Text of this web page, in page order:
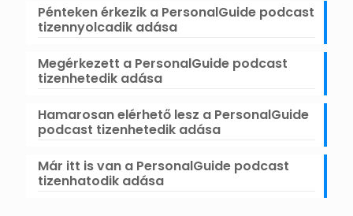
Pénteken érkezik a PersonalGuide podcast
tizennyolcadik adása
Megérkezett a PersonalGuide podcast
tizenhetedik adása
Hamarosan elérhető lesz a PersonalGuide
podcast tizenhetedik adása
Már itt is van a PersonalGuide podcast
tizenhatodik adása